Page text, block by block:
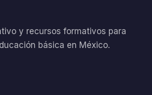
y recursos formativos para
básica en México.